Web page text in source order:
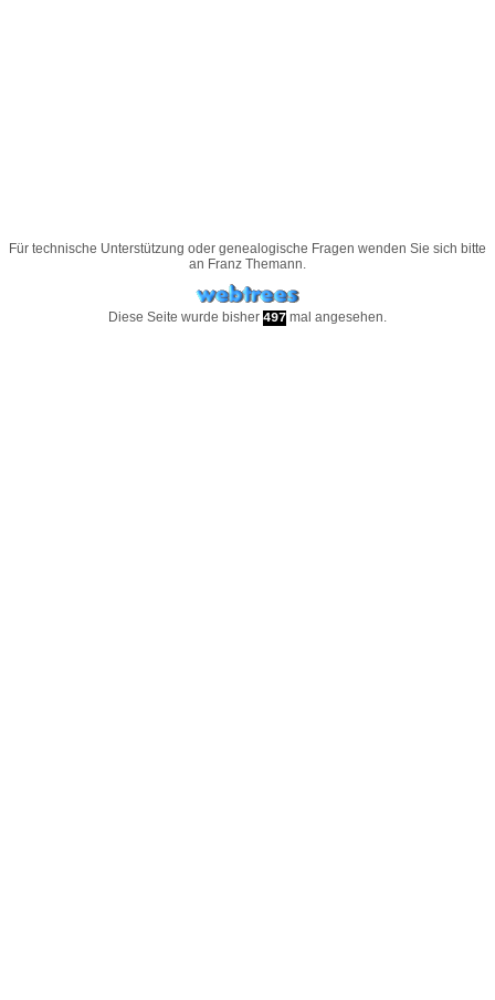
Für technische Unterstützung oder genealogische Fragen wenden Sie sich bitte
an Franz Themann.
Diese Seite wurde bisher 497 mal angesehen.